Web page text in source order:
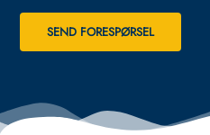
SEND FORESPØRSEL